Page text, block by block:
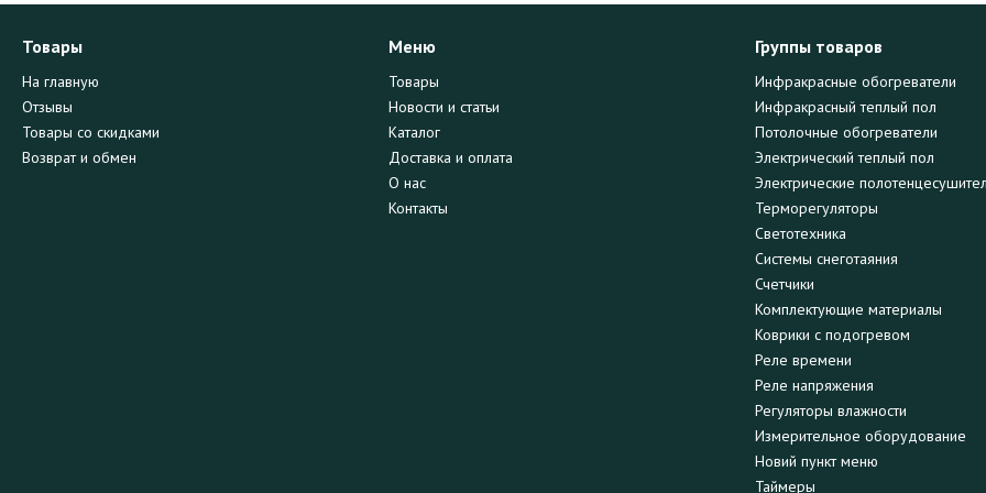
Товары
На главную
Отзывы
Товары со скидками
Возврат и обмен
Меню
Товары
Новости и статьи
Каталог
Доставка и оплата
О нас
Контакты
Группы товаров
Инфракрасные обогреватели
Инфракрасный теплый пол
Потолочные обогреватели
Электрический теплый пол
Электрические
Терморегуляторы
Светотехника
Системы снеготаяния
Счетчики
Комплектующие материалы
Коврики с подогревом
Реле времени
Реле напряжения
Регуляторы влажности
Измерительное оборудование
Новий пункт меню
Таймеры